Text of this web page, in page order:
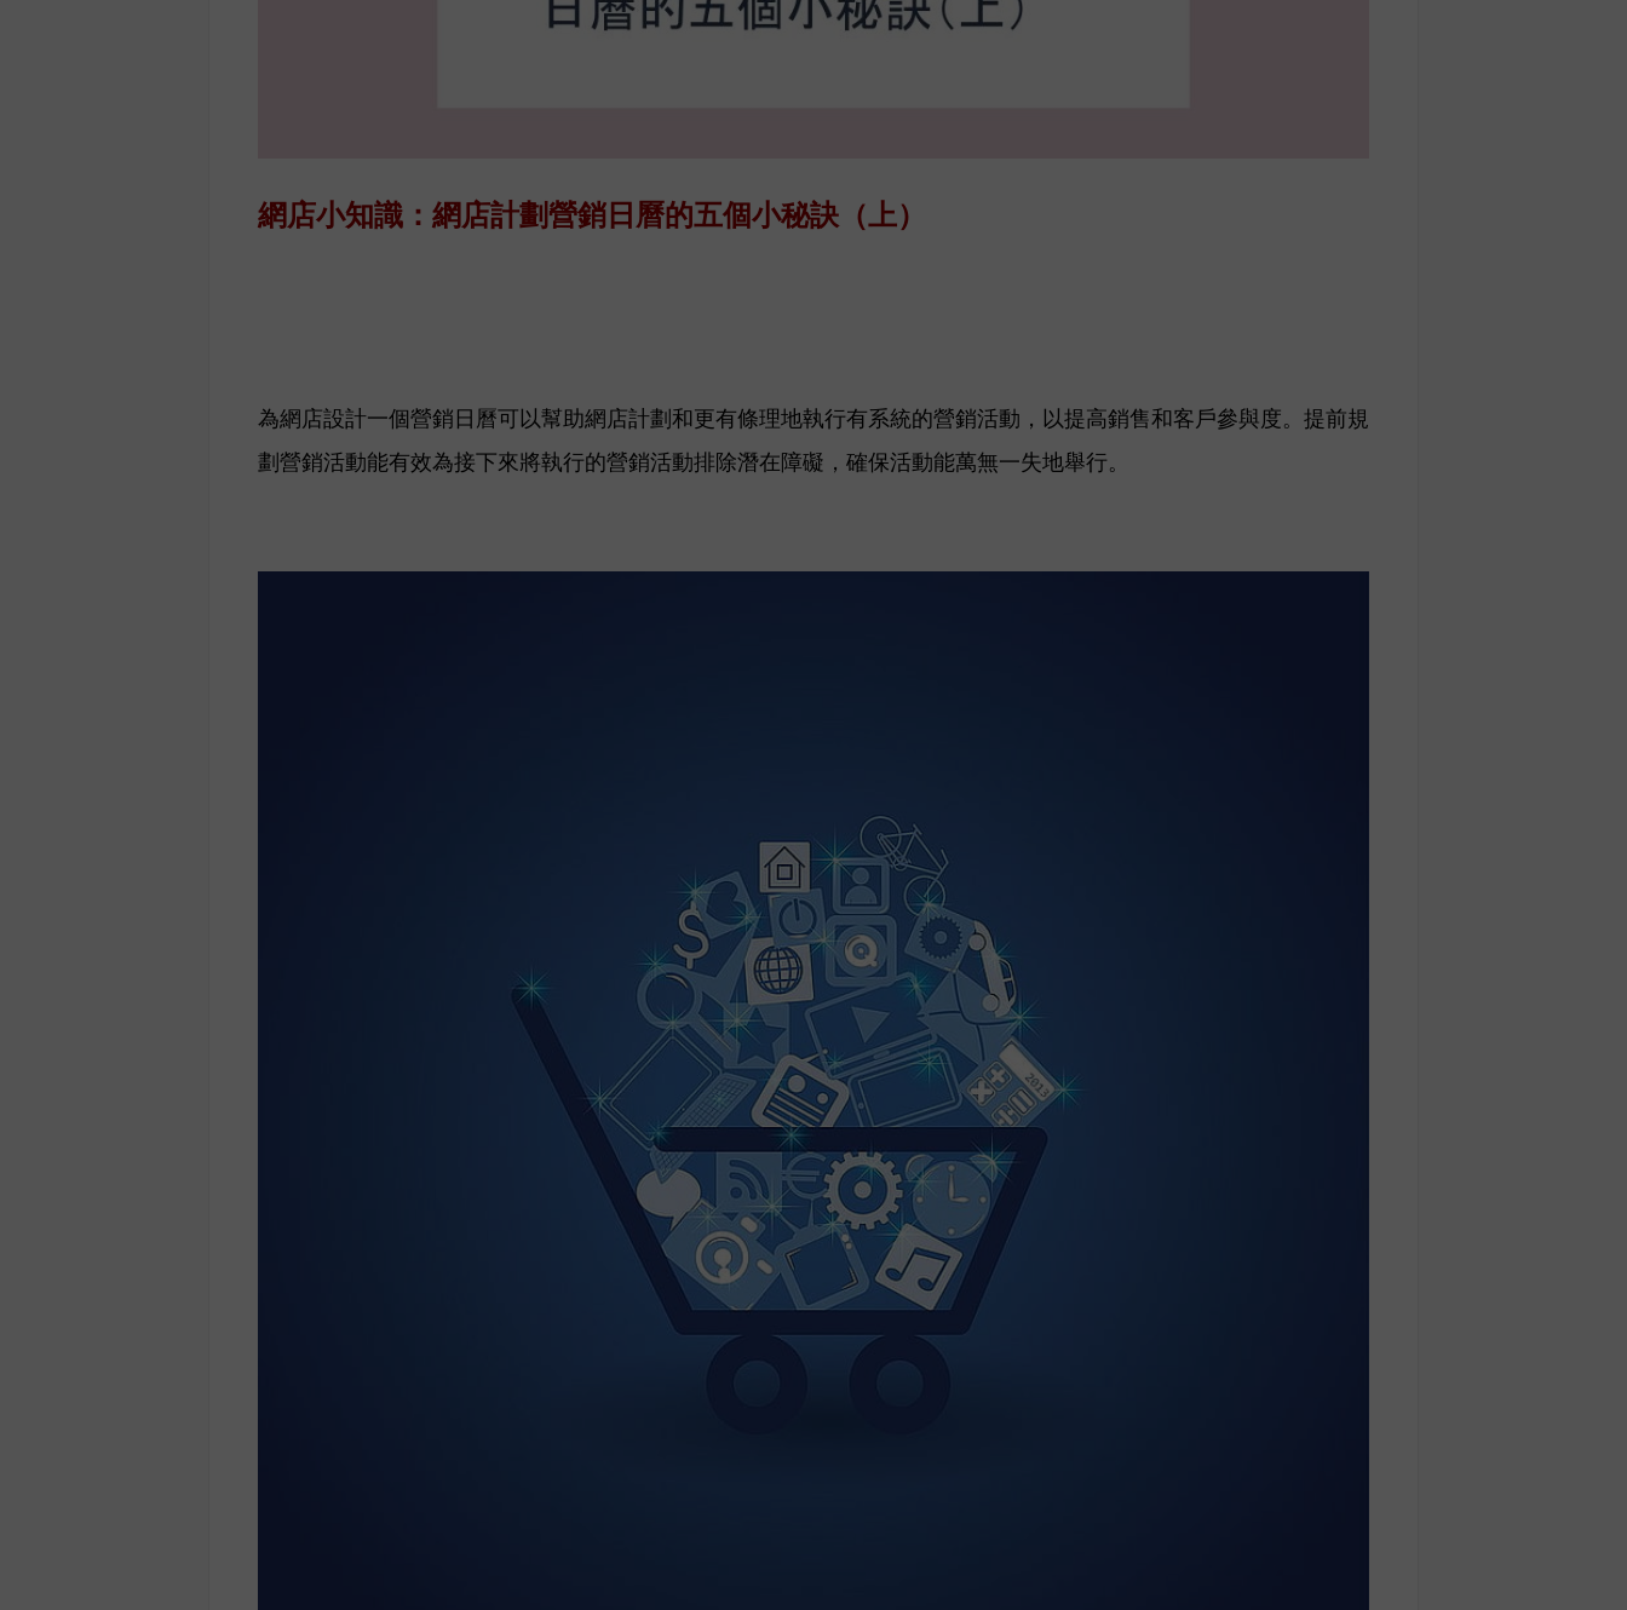
網店小知識：網店計劃營銷日曆的五個小秘訣（上）
為網店設計一個營銷日曆可以幫助網店計劃和更有條理地執行有系統的營銷活動，以提高銷售和客戶參與度。提前規
劃營銷活動能有效為接下來將執行的營銷活動排除潛在障礙，確保活動能萬無一失地舉行。